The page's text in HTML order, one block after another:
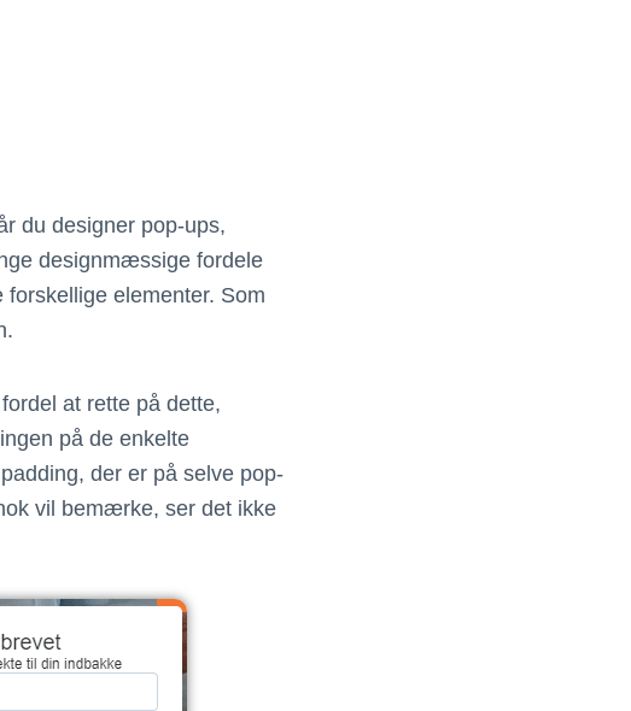
du designer pop-ups,
designmæssige fordele
elementer. Som
at rette på dette,
på de enkelte
der er på selve pop-
vil bemærke, ser det ikke